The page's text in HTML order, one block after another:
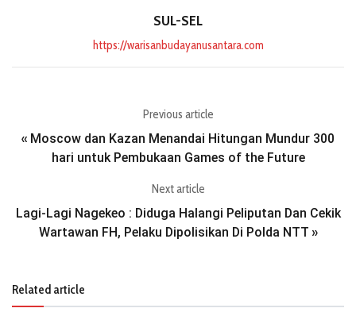
SUL-SEL
https://warisanbudayanusantara.com
Previous article
« Moscow dan Kazan Menandai Hitungan Mundur 300
hari untuk Pembukaan Games of the Future
Next article
Lagi-Lagi Nagekeo : Diduga Halangi Peliputan Dan Cekik
Wartawan FH, Pelaku Dipolisikan Di Polda NTT »
Related article